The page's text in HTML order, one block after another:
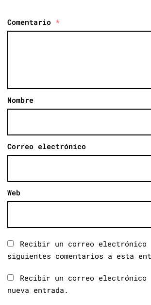
Comentario *
Nombre
Correo electrónico
Web
Recibir un correo electrónico
siguientes comentarios a esta
Recibir un correo electrónico
nueva entrada.